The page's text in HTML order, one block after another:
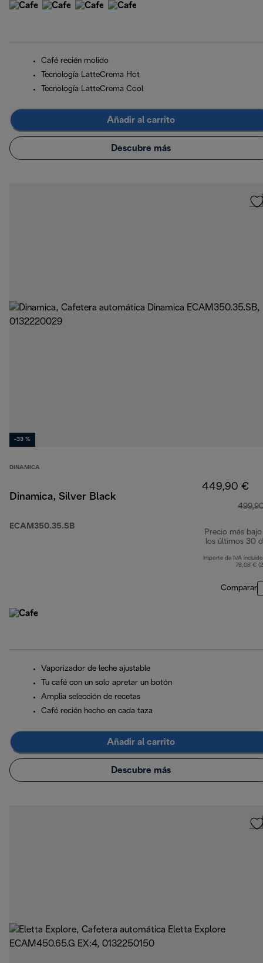
Café recién molido
Tecnología LatteCrema Hot
Tecnología LatteCrema Cool
Añadir al carrito
Descubre más
-33 %
DINAMICA
Dinamica, Silver Black
ECAM350.35.SB
449,90 €
Precio más bajo
los últimos 30
Importe de IVA
78,08 €
Comparar
Vaporizador de leche ajustable
Tu café con un solo apretar un botón
Amplia selección de recetas
Café recién hecho en cada taza
Añadir al carrito
Descubre más